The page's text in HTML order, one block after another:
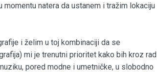
natera da ustanem i tražim lokaciju
i želim u toj kombinaciji da se
mi je trenutni prioritet kako bih kroz rad
pored modne i umetničke, u slobodno